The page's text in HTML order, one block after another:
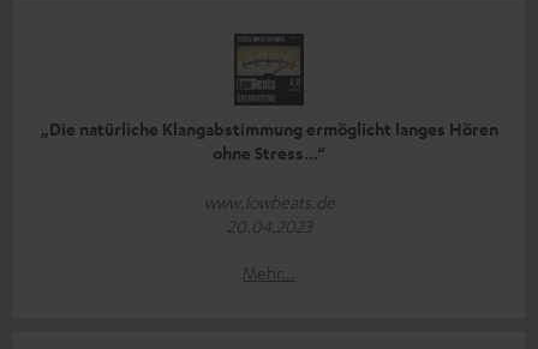
„Die natürliche Klangabstimmung ermöglicht langes Hören
ohne Stress...“
www.lowbeats.de
20.04.2023
Mehr...